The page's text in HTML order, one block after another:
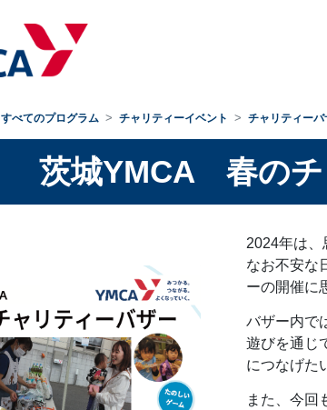
すべてのプログラム チャリティーイベント チャリティーバ
茨城YMCA 春の
2024年は、
なお不安な
ーの開催に
バザー内で
遊びを通じ
につなげた
また、今回